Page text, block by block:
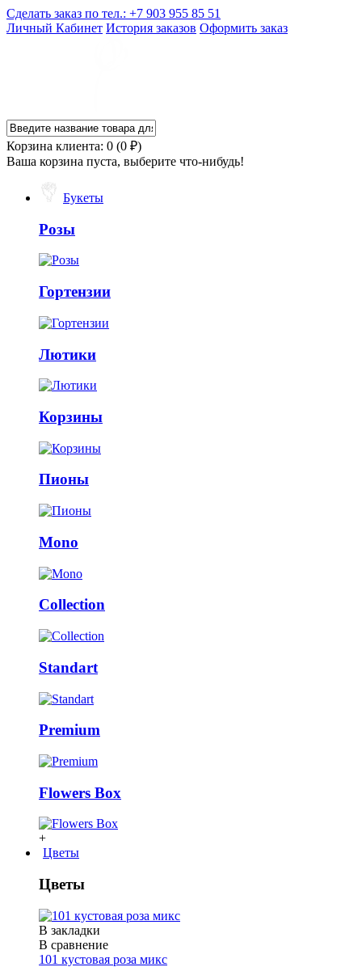
Сделать заказ по тел.: +7 903 955 85 51
Личный Кабинет История заказов Оформить заказ
Корзина клиента: 0 (0 ₽)
Ваша корзина пуста, выберите что-нибудь!
Букеты
Розы
Гортензии
Лютики
Корзины
Пионы
Mono
Collection
Standart
Premium
Flowers Box
+
Цветы
Цветы
В закладки
В сравнение
101 кустовая роза микс